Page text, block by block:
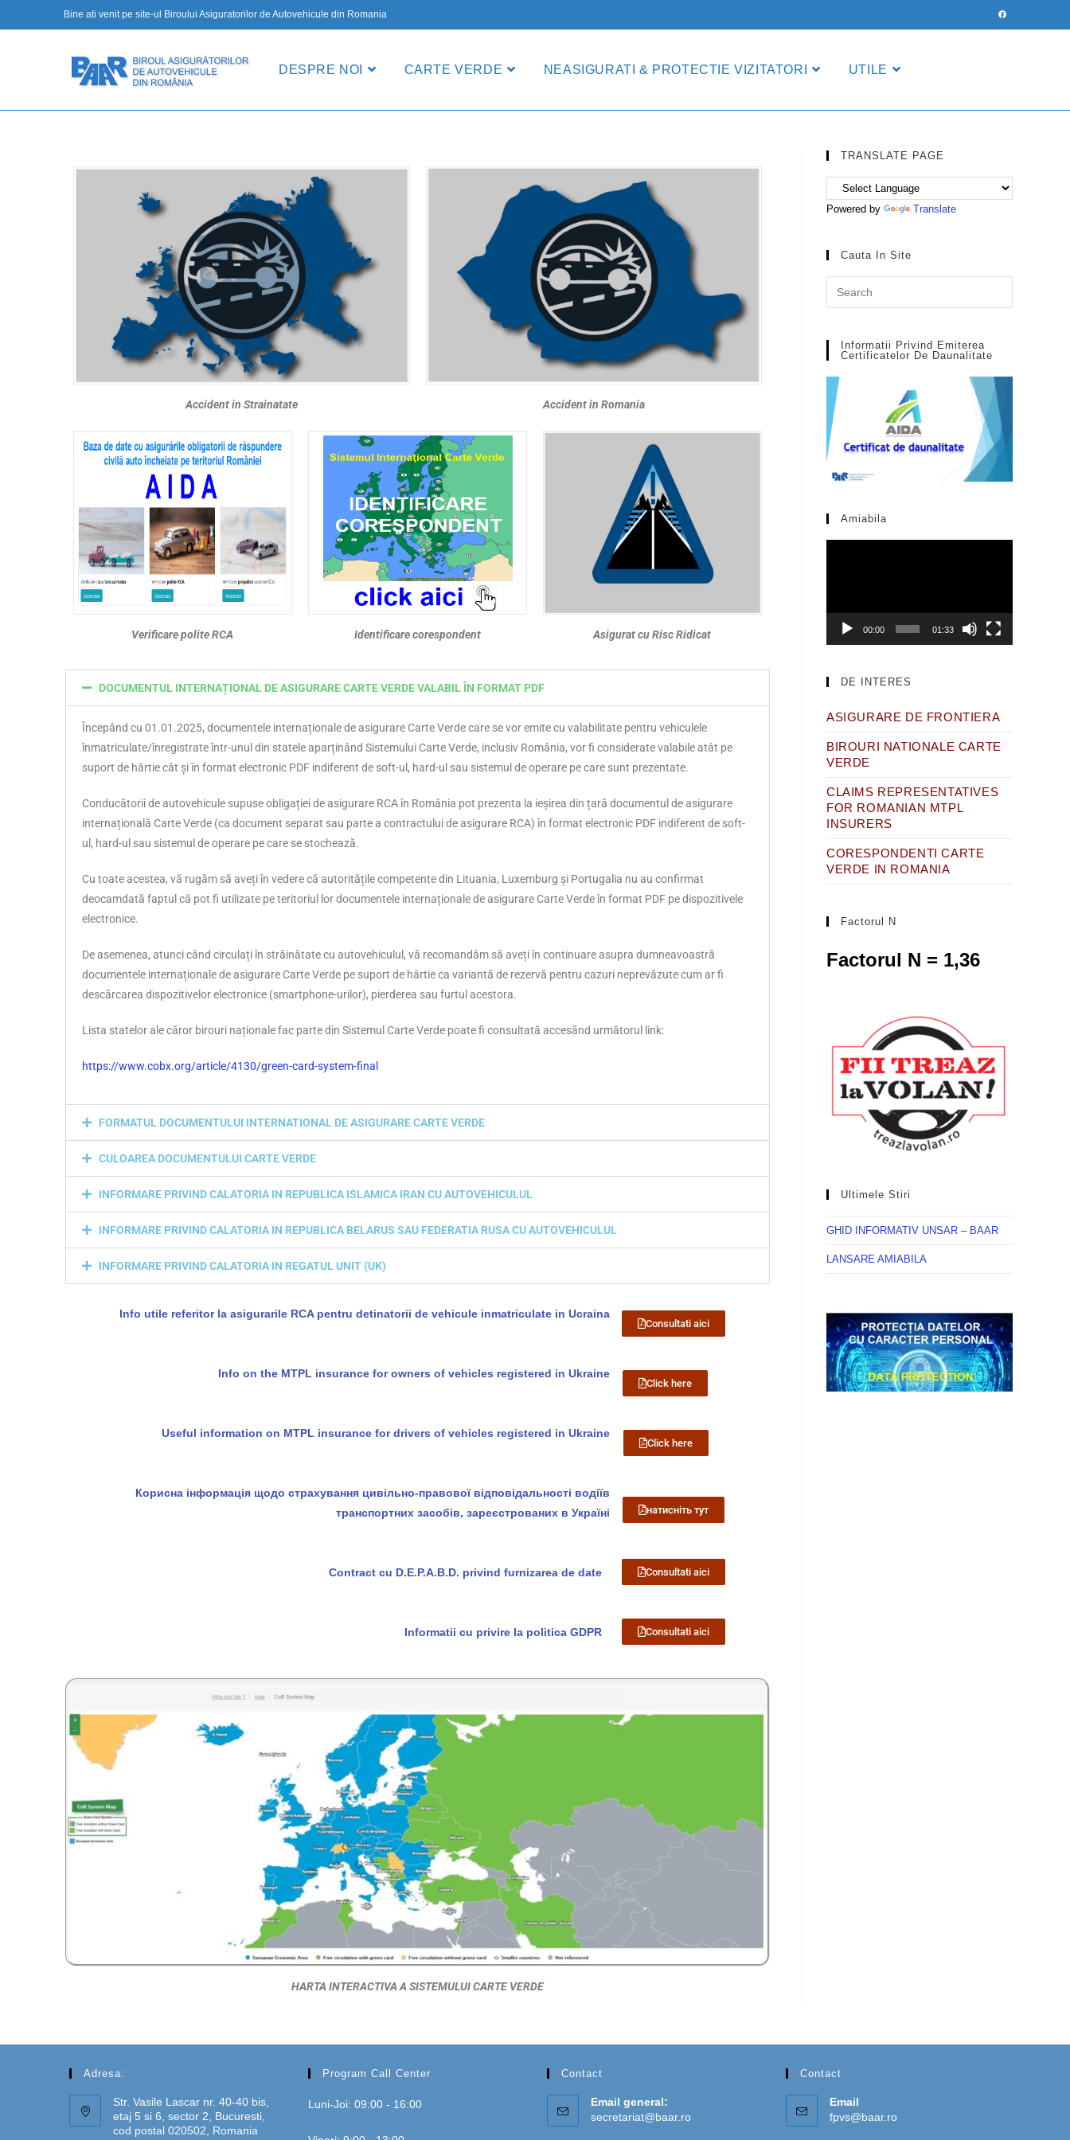
Bine ati venit pe site-ul Biroului Asiguratorilor de Autovehicule din Romania
DESPRE NOI CARTE VERDE NEASIGURATI & PROTECTIE VIZITATORI UTILE
Accident in Strainatate Accident in Romania
Verificare polite RCA Identificare corespondent Asigurat cu Risc Ridicat
DOCUMENTUL INTERNAȚIONAL DE ASIGURARE CARTE VERDE VALABIL ÎN FORMAT PDF
Începând cu 01.01.2025, documentele internaționale de asigurare Carte Verde care se vor emite cu valabilitate pentru vehiculele
înmatriculate/înregistrate într-unul din statele aparținând Sistemului Carte Verde, inclusiv România, vor fi considerate valabile atât pe
suport de hârtie cât și în format electronic PDF indiferent de soft-ul, hard-ul sau sistemul de operare pe care sunt prezentate.
Conducătorii de autovehicule supuse obligației de asigurare RCA în România pot prezenta la ieșirea din țară documentul de asigurare
internațională Carte Verde (ca document separat sau parte a contractului de asigurare RCA) în format electronic PDF indiferent de soft-
ul, hard-ul sau sistemul de operare pe care se stochează.
Cu toate acestea, vă rugăm să aveți în vedere că autoritățile competente din Lituania, Luxemburg și Portugalia nu au confirmat
deocamdată faptul că pot fi utilizate pe teritoriul lor documentele internaționale de asigurare Carte Verde în format PDF pe dispozitivele
electronice.
De asemenea, atunci când circulați în străinătate cu autovehiculul, vă recomandăm să aveți în continuare asupra dumneavoastră
documentele internaționale de asigurare Carte Verde pe suport de hârtie ca variantă de rezervă pentru cazuri neprevăzute cum ar fi
descărcarea dispozitivelor electronice (smartphone-urilor), pierderea sau furtul acestora.
Lista statelor ale căror birouri naționale fac parte din Sistemul Carte Verde poate fi consultată accesând următorul link:
https://www.cobx.org/article/4130/green-card-system-final
FORMATUL DOCUMENTULUI INTERNATIONAL DE ASIGURARE CARTE VERDE
CULOAREA DOCUMENTULUI CARTE VERDE
INFORMARE PRIVIND CALATORIA IN REPUBLICA ISLAMICA IRAN CU AUTOVEHICULUL
INFORMARE PRIVIND CALATORIA IN REPUBLICA BELARUS SAU FEDERATIA RUSA CU AUTOVEHICULUL
INFORMARE PRIVIND CALATORIA IN REGATUL UNIT (UK)
Info utile referitor la asigurarile RCA pentru detinatorii de vehicule inmatriculate in Ucraina
Consultati aici
Info on the MTPL insurance for owners of vehicles registered in Ukraine
Click here
Useful information on MTPL insurance for drivers of vehicles registered in Ukraine
Click here
Корисна інформація щодо страхування цивільно-правової відповідальності водіїв
транспортних засобів, зареєстрованих в Україні
натисніть тут
Contract cu D.E.P.A.B.D. privind furnizarea de date Consultati aici
Informatii cu privire la politica GDPR Consultati aici
HARTA INTERACTIVA A SISTEMULUI CARTE VERDE
TRANSLATE PAGE
Powered by Translate
Cauta In Site
Informatii Privind Emiterea
Certificatelor De Daunalitate
Amiabila
00:00 01:33
DE INTERES
ASIGURARE DE FRONTIERA
BIROURI NATIONALE CARTE
VERDE
CLAIMS REPRESENTATIVES
FOR ROMANIAN MTPL
INSURERS
CORESPONDENTI CARTE
VERDE IN ROMANIA
Factorul N
Factorul N = 1,36
Ultimele Stiri
GHID INFORMATIV UNSAR – BAAR
LANSARE AMIABILA
Adresa:
Str. Vasile Lascar nr. 40-40 bis,
etaj 5 si 6, sector 2, Bucuresti,
cod postal 020502, Romania
Program Call Center
Luni-Joi: 09:00 - 16:00
Contact
Email general:
secretariat@baar.ro
Contact
Email
fpvs@baar.ro